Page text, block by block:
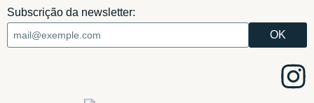
Subscrição da newsletter: